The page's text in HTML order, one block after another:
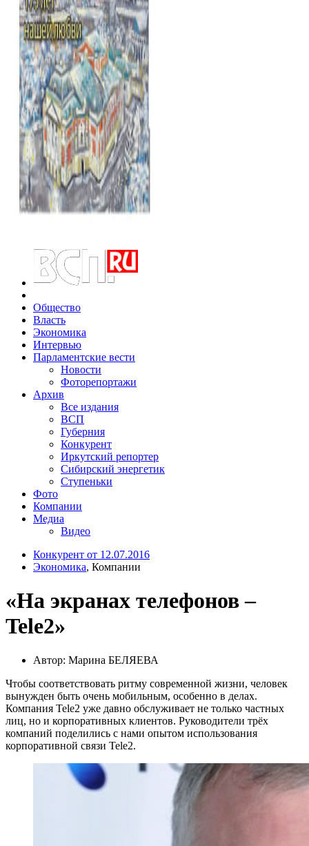
Общество
Власть
Экономика
Интервью
Парламентские вести
Новости
Фоторепортажи
Архив
Все издания
ВСП
Губерния
Конкурент
Иркутский репортер
Сибирский энергетик
Ступеньки
Фото
Компании
Медиа
Видео
Конкурент от 12.07.2016
Экономика, Компании
«На экранах телефонов –
Tele2»
Автор: Марина БЕЛЯЕВА
Чтобы соответствовать ритму современной жизни, человек
вынужден быть очень мобильным, особенно в делах.
Компания Tele2 уже давно обслуживает не только частных
лиц, но и корпоративных клиентов. Руководители трёх
компаний поделились с нами опытом использования
корпоративной связи Tele2.